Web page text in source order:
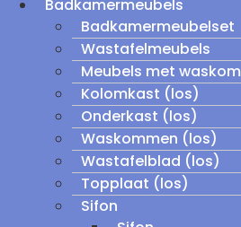
Badkamermeubels
Badkamermeubelset
Wastafelmeubels
Meubels met waskom
Kolomkast (los)
Onderkast (los)
Waskommen (los)
Wastafelblad (los)
Topplaat (los)
Sifon